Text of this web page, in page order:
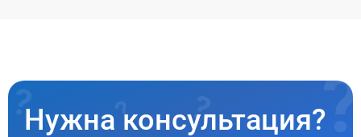
Нужна консультация?